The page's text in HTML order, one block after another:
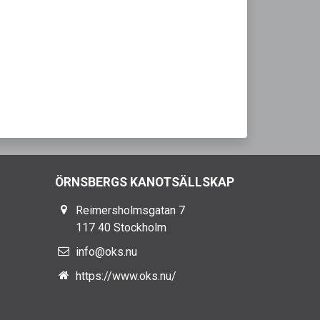
ÖRNSBERGS KANOTSÄLLSKAP
Reimersholmsgatan 7
117 40 Stockholm
info@oks.nu
https://www.oks.nu/